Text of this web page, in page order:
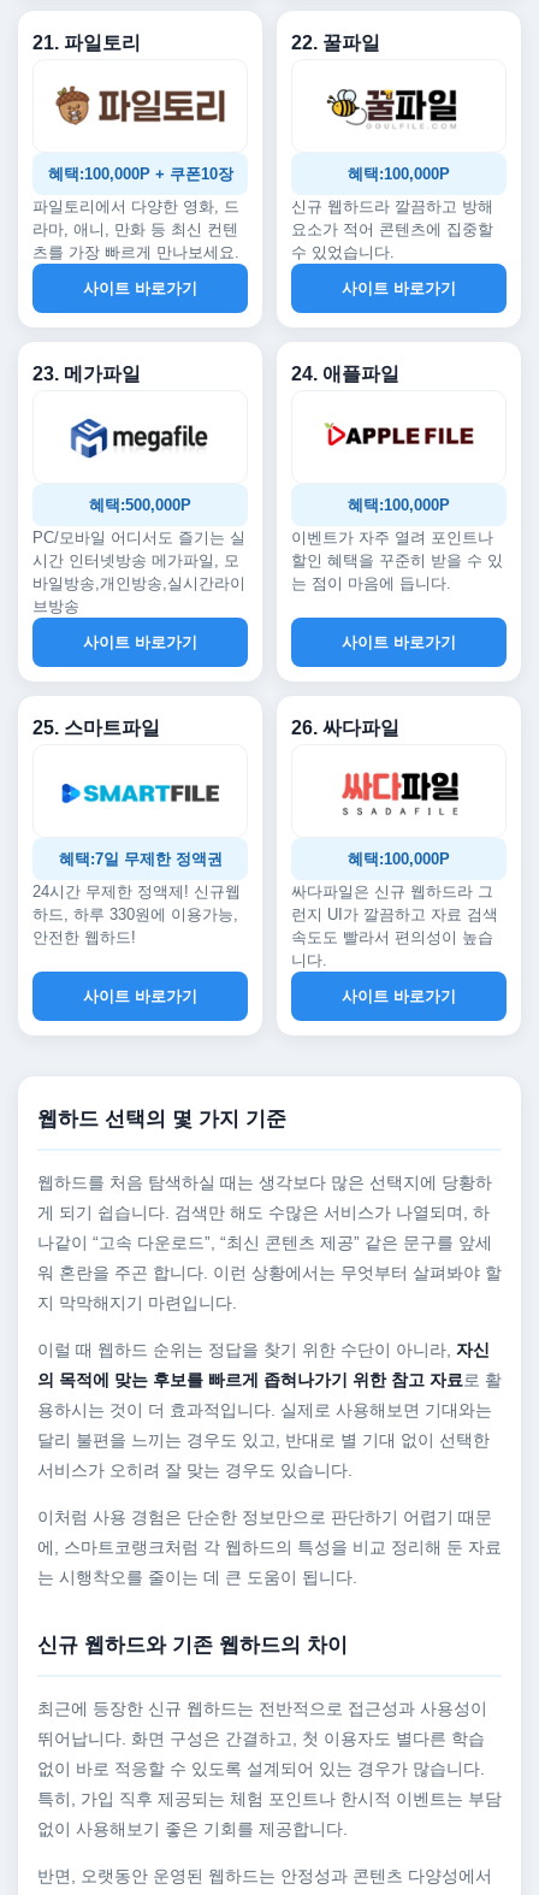
21. 파일토리
혜택:100,000P + 쿠폰10장
파일토리에서 다양한 영화, 드
라마, 애니, 만화 등 최신 컨텐
츠를 가장 빠르게 만나보세요.
사이트 바로가기
22. 꿀파일
혜택:100,000P
신규 웹하드라 깔끔하고 방해
요소가 적어 콘텐츠에 집중할
수 있었습니다.
사이트 바로가기
23. 메가파일
혜택:500,000P
PC/모바일 어디서도 즐기는 실
시간 인터넷방송 메가파일, 모
바일방송,개인방송,실시간라이
브방송
사이트 바로가기
24. 애플파일
혜택:100,000P
이벤트가 자주 열려 포인트나
할인 혜택을 꾸준히 받을 수 있
는 점이 마음에 듭니다.
사이트 바로가기
25. 스마트파일
혜택:7일 무제한 정액권
24시간 무제한 정액제! 신규웹
하드, 하루 330원에 이용가능,
안전한 웹하드!
사이트 바로가기
26. 싸다파일
혜택:100,000P
싸다파일은 신규 웹하드라 그
런지 UI가 깔끔하고 자료 검색
속도도 빨라서 편의성이 높습
니다.
사이트 바로가기
웹하드 선택의 몇 가지 기준
웹하드를 처음 탐색하실 때는 생각보다 많은 선택지에 당황하
게 되기 쉽습니다. 검색만 해도 수많은 서비스가 나열되며, 하
나같이 “고속 다운로드”, “최신 콘텐츠 제공” 같은 문구를 앞세
워 혼란을 주곤 합니다. 이런 상황에서는 무엇부터 살펴봐야 할
지 막막해지기 마련입니다.
이럴 때 웹하드 순위는 정답을 찾기 위한 수단이 아니라, 자신
의 목적에 맞는 후보를 빠르게 좁혀나가기 위한 참고 자료로 활
용하시는 것이 더 효과적입니다. 실제로 사용해보면 기대와는
달리 불편을 느끼는 경우도 있고, 반대로 별 기대 없이 선택한
서비스가 오히려 잘 맞는 경우도 있습니다.
이처럼 사용 경험은 단순한 정보만으로 판단하기 어렵기 때문
에, 스마트코랭크처럼 각 웹하드의 특성을 비교 정리해 둔 자료
는 시행착오를 줄이는 데 큰 도움이 됩니다.
신규 웹하드와 기존 웹하드의 차이
최근에 등장한 신규 웹하드는 전반적으로 접근성과 사용성이
뛰어납니다. 화면 구성은 간결하고, 첫 이용자도 별다른 학습
없이 바로 적응할 수 있도록 설계되어 있는 경우가 많습니다.
특히, 가입 직후 제공되는 체험 포인트나 한시적 이벤트는 부담
없이 사용해보기 좋은 기회를 제공합니다.
반면, 오랫동안 운영된 웹하드는 안정성과 콘텐츠 다양성에서